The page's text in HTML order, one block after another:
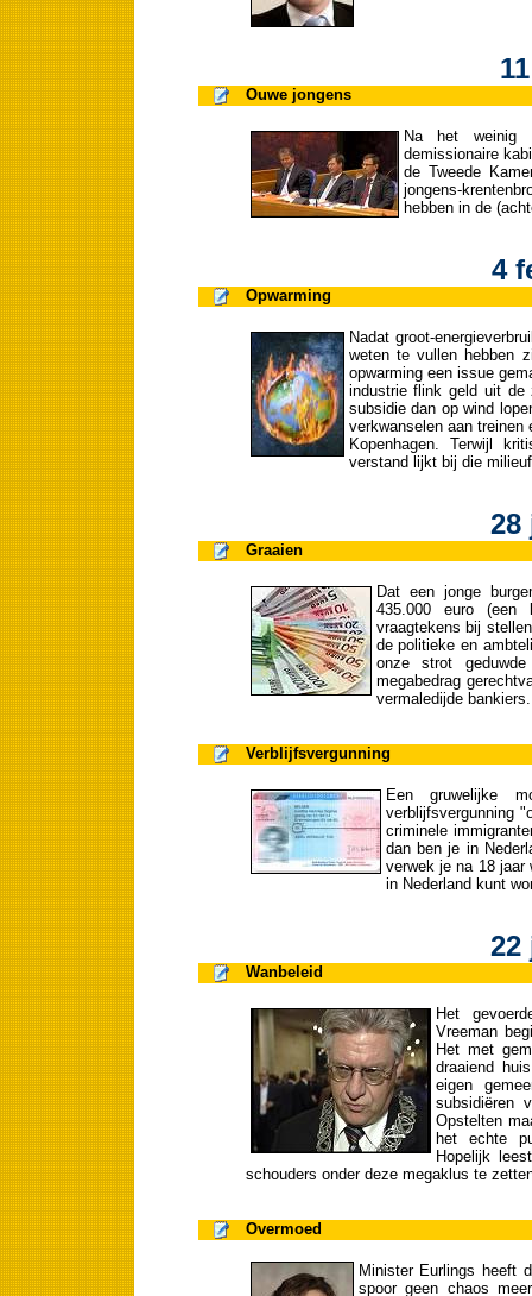
Ouwe jongens
Na het weinig
demissionaire
de Tweede
jongens-
hebben in de
4
Opwarming
Nadat groot-
weten te vullen hebben
opwarming een issue
industrie flink geld uit de
subsidie dan op wind
verkwanselen aan
Kopenhagen. Terwijl
verstand lijkt bij die
28
Graaien
Dat een jonge
435.000 euro (een
vraagtekens bij
de politieke en
onze strot
megabedrag
vermaledijde bankiers.
Verblijfsvergunning
Een gruwelijke
verblijfsvergunning
criminele
dan ben je in
verwek je na 18 jaar
in Nederland kunt
22
Wanbeleid
Het
Vreeman
Het met
draaiend
eigen
subsidiëren
Opstelten
het echte
Hopelijk
schouders onder deze megaklus te
Overmoed
Minister Eurlings heeft
spoor geen chaos